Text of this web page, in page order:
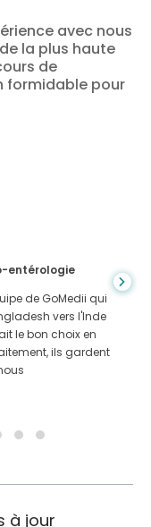
avec nous
la plus haute
de
formidable pour
entérologie
de GoMedii qui
vers l'Inde
le bon choix en
ils gardent
à jour